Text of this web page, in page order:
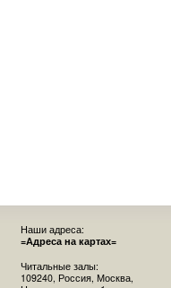
Наши адреса:
=Адреса на картах=
Читальные залы:
109240, Россия, Москва,